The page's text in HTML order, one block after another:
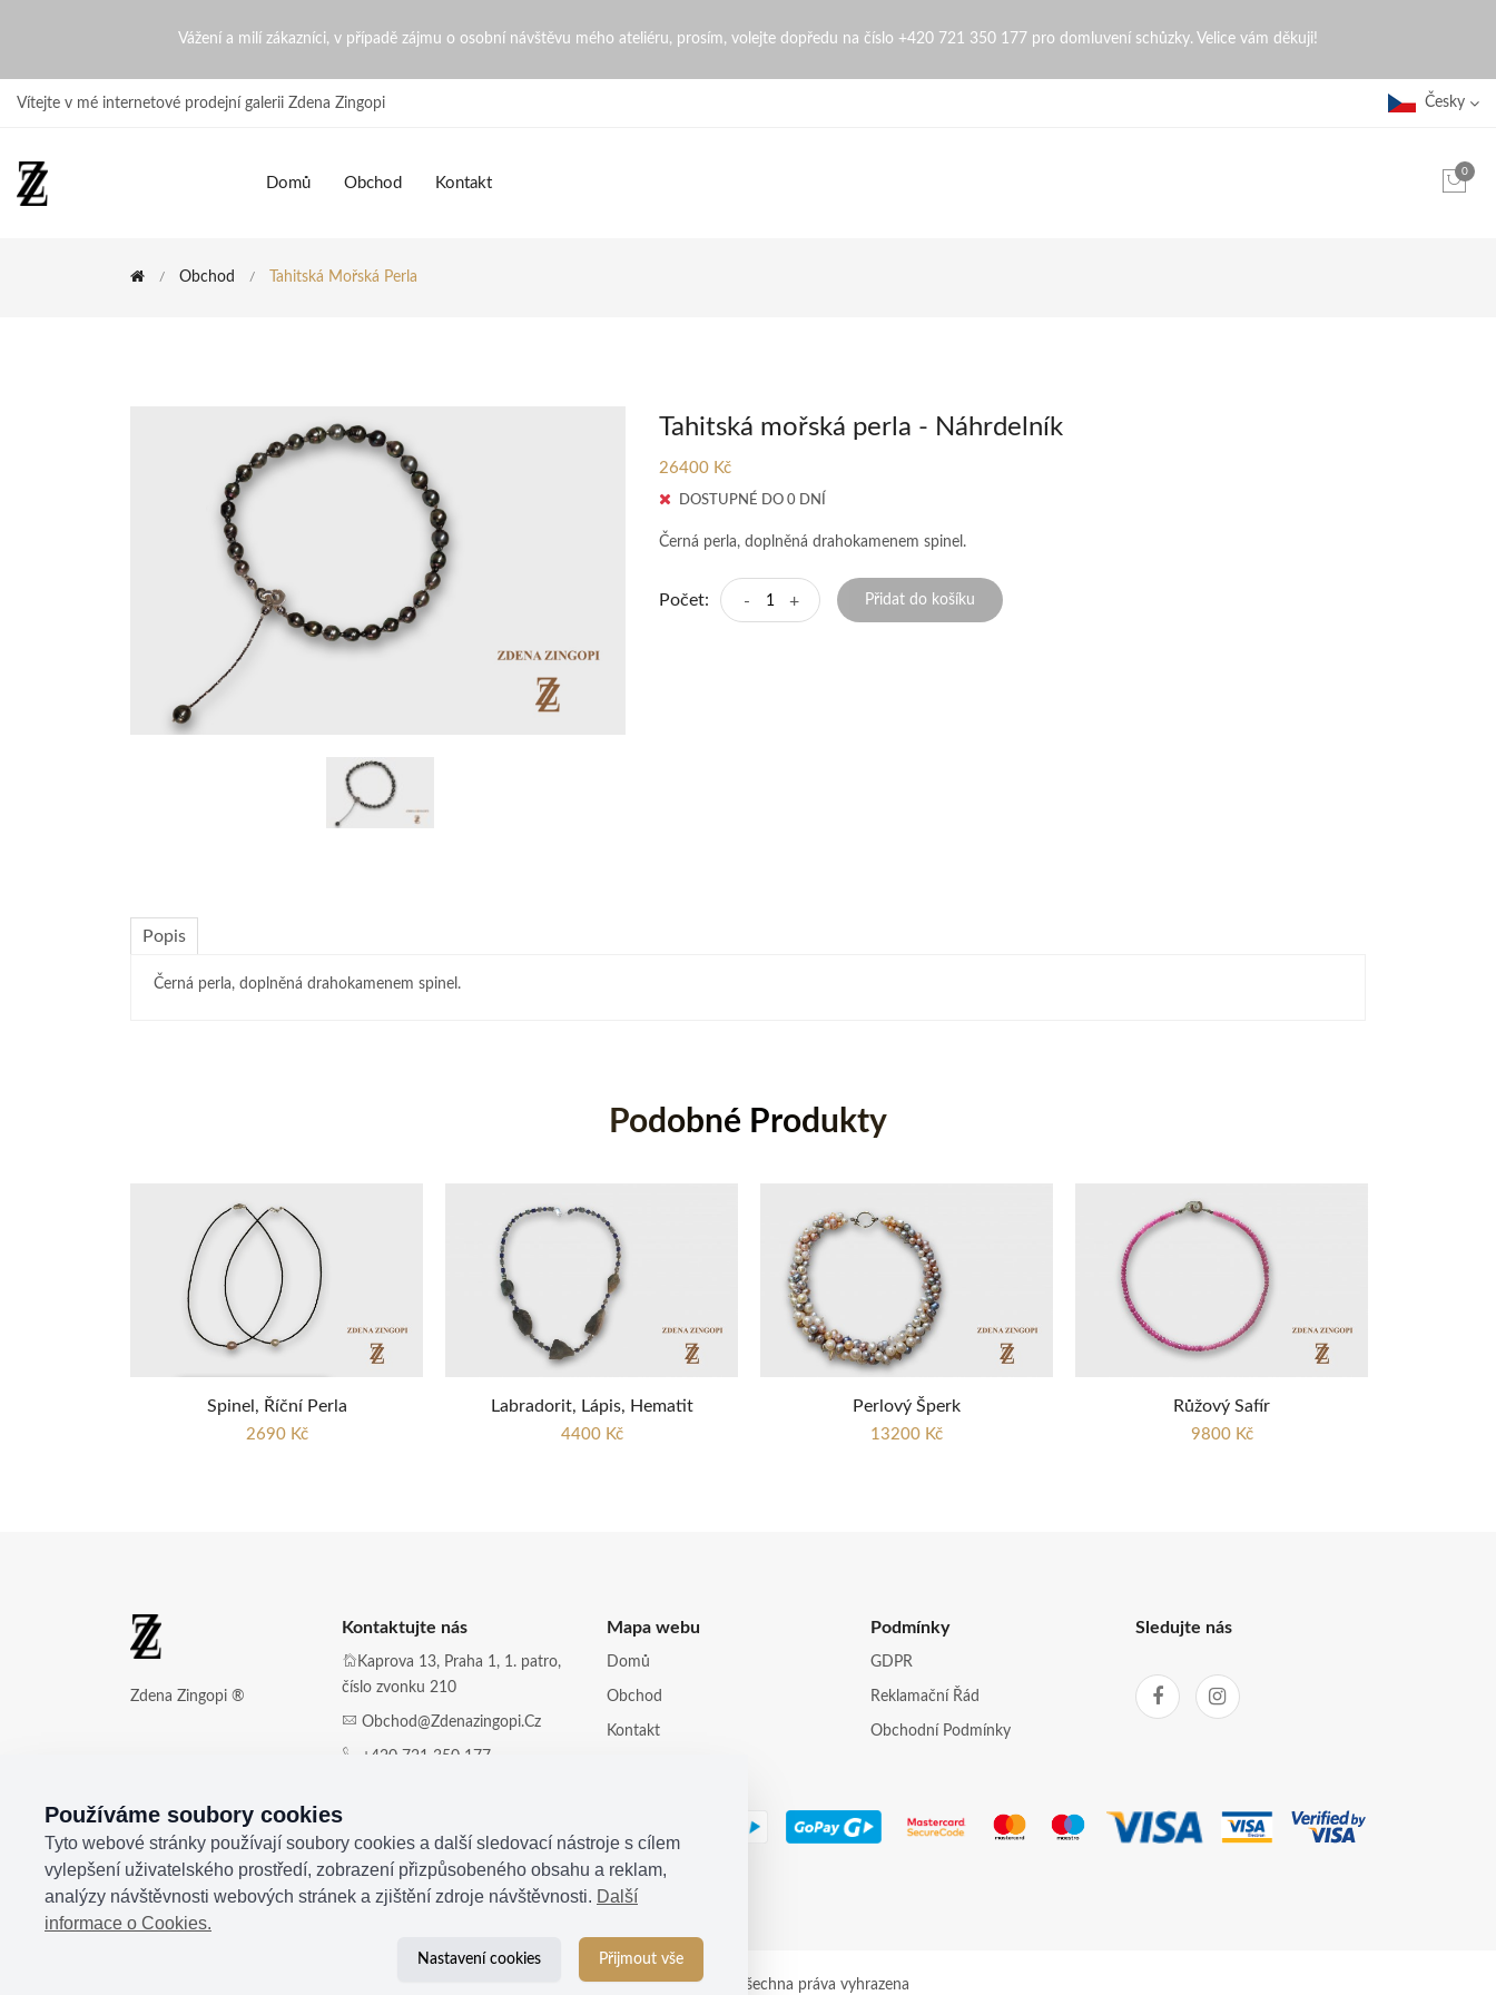
Tahitská mořská perla | ZdenaZingopi
Vážení a milí zákazníci, v případě zájmu o osobní návštěvu mého ateliéru, prosím, volejte dopředu na číslo +420 721 350 177 pro domluvení schůzky. Velice vám děkuji!
Vítejte v mé internetové prodejní galerii Zdena Zingopi Česky
Domů Obchod Kontakt
0
Obchod Tahitská Mořská Perla
Tahitská mořská perla - Náhrdelník
26400 Kč
DOSTUPNÉ DO 0 DNÍ
Černá perla, doplněná drahokamenem spinel.
Počet: - + Přidat do košíku
Popis
Černá perla, doplněná drahokamenem spinel.
Podobné Produkty
Spinel, Říční Perla
2690 Kč
Labradorit, Lápis, Hematit
4400 Kč
Perlový Šperk
13200 Kč
Růžový Safír
9800 Kč
Zdena Zingopi ®
Kontaktujte nás
Kaprova 13, Praha 1, 1. patro,
číslo zvonku 210
Obchod@zdenazingopi.cz
+420 721 350 177
Mapa webu
Domů
Obchod
Kontakt
Podmínky
GDPR
Reklamační Řád
Obchodní Podmínky
Sledujte nás
© 2021Kosina s.r.o. | Všechna práva vyhrazena
Používáme soubory cookies
Tyto webové stránky používají soubory cookies a další sledovací nástroje s cílem
vylepšení uživatelského prostředí, zobrazení přizpůsobeného obsahu a reklam,
analýzy návštěvnosti webových stránek a zjištění zdroje návštěvnosti. Další
informace o Cookies.
Nastavení cookies Přijmout vše